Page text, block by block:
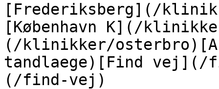
[Frederiksberg](/
[København K](/
(/klinikker/
tandlaege)[Find vej](/
(/find-vej)